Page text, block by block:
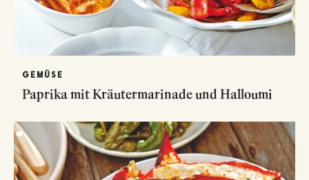
GEMÜSE
Paprika mit Kräutermarinade und Halloumi